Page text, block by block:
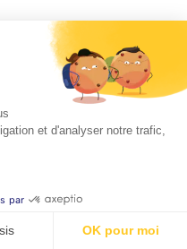
et d'analyser notre trafic,
par
OK pour moi